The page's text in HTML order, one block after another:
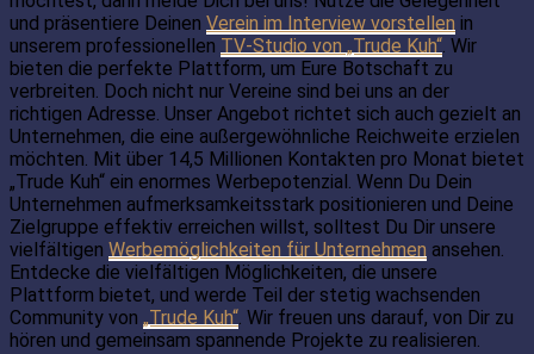
und präsentiere Deinen Verein im Interview vorstellen in
unserem professionellen TV-Studio von „Trude Kuh“. Wir
bieten die perfekte Plattform, um Eure Botschaft zu
verbreiten. Doch nicht nur Vereine sind bei uns an der
richtigen Adresse. Unser Angebot richtet sich auch gezielt an
Unternehmen, die eine außergewöhnliche Reichweite erzielen
möchten. Mit über 14,5 Millionen Kontakten pro Monat bietet
„Trude Kuh“ ein enormes Werbepotenzial. Wenn Du Dein
Unternehmen aufmerksamkeitsstark positionieren und Deine
Zielgruppe effektiv erreichen willst, solltest Du Dir unsere
vielfältigen Werbemöglichkeiten für Unternehmen ansehen.
Entdecke die vielfältigen Möglichkeiten, die unsere
Plattform bietet, und werde Teil der stetig wachsenden
Community von „Trude Kuh“. Wir freuen uns darauf, von Dir zu
hören und gemeinsam spannende Projekte zu realisieren.